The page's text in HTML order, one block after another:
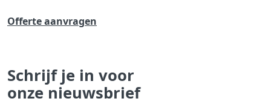
Offerte aanvragen
Schrijf je in voor
onze nieuwsbrief